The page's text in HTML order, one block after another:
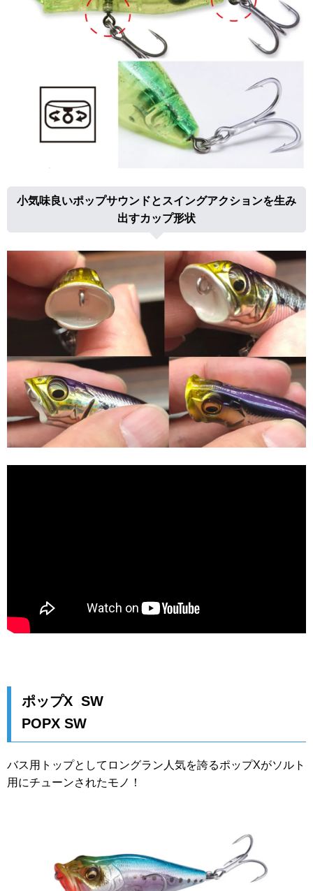
小気味良いポップサウンドとスイングアクションを生み
出すカップ形状
ポップX SW
POPX SW
バス用トップとしてロングラン人気を誇るポップXがソルト
用にチューンされたモノ！